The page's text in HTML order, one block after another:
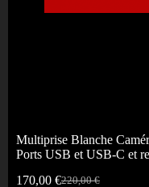
Multiprise Blanche
Ports USB et USB-C et
220,00€
170,00 €